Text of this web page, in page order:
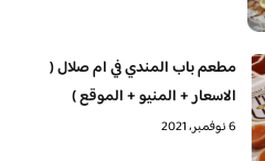
مطعم باب المندي في ام صلال (
الاسعار + المنيو + الموقع )
6 نوفمبر، 2021